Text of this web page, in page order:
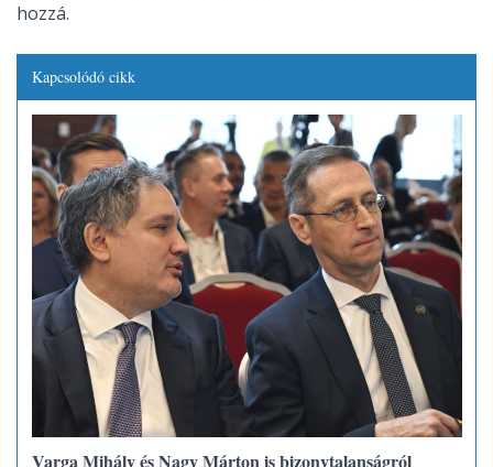
hozzá.
Kapcsolódó cikk
Varga Mihály és Nagy Márton is bizonytalanságról